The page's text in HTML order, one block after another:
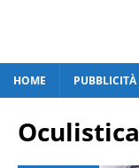
HOME PUBBLICITÀ
Oculistica